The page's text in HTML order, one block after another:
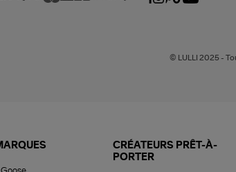
© LULLI 2025 -
CRÉATEURS PRÊT-À-
PORTER